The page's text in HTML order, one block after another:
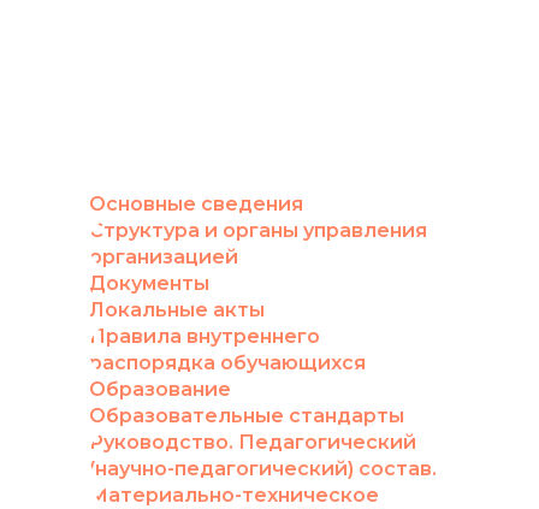
Основные сведения
Структура и органы управления
организацией
Документы
Локальные акты
Правила внутреннего
распорядка обучающихся
Образование
Образовательные стандарты
Руководство. Педагогический
(научно-педагогический) состав.
Материально-техническое